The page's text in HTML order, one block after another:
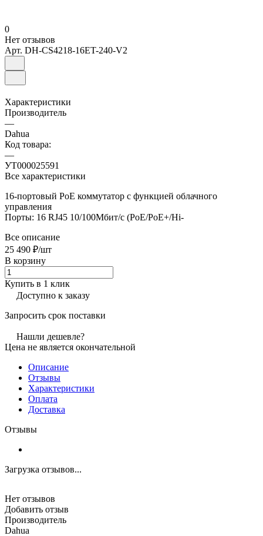
0
Нет отзывов
Арт. DH-CS4218-16ET-240-V2
Характеристики
Производитель
—
Dahua
Код товара:
—
УТ000025591
Все характеристики
16-портовый PoE коммутатор с функцией облачного
управления
Порты: 16 RJ45 10/100Мбит/с (PoE/PoE+/Hi-
Все описание
25 490 ₽/шт
В корзину
Купить в 1 клик
Доступно к заказу
Запросить срок поставки
Нашли дешевле?
Цена не является окончательной
Описание
Отзывы
Характеристики
Оплата
Доставка
Отзывы
Загрузка отзывов...
Нет отзывов
Добавить отзыв
Производитель
Dahua